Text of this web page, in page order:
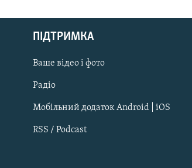
Русский
Qırımtatar
ДОЛУЧАЙСЯ!
ПІДТРИМКА
Ваше відео і фото
Радіо
Мобільний додаток Android | iOS
RSS / Podcast